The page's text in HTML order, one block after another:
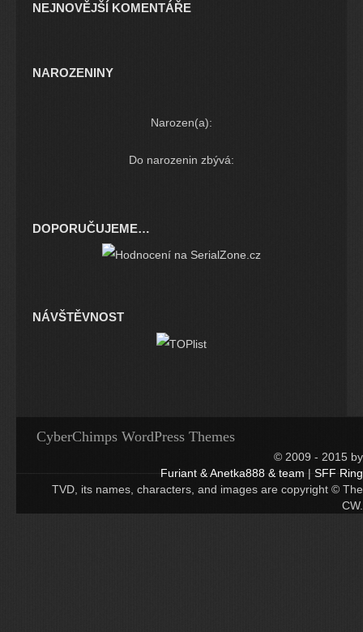
NEJNOVĚJŠÍ KOMENTÁŘE
NAROZENINY
Narozen(a):
Do narozenin zbývá:
DOPORUČUJEME…
NÁVŠTĚVNOST
CyberChimps WordPress Themes
© 2009 - 2015 by
Furiant & Anetka888 & team | SFF Ring
TVD, its names, characters, and images are copyright © The
CW.